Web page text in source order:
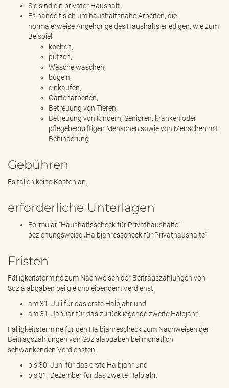
Sie sind ein privater Haushalt.
Es handelt sich um haushaltsnahe Arbeiten, die
normalerweise Angehörige des Haushalts erledigen, wie zum
Beispiel
kochen,
putzen,
Wäsche waschen,
bügeln,
einkaufen,
Gartenarbeiten,
Betreuung von Tieren,
Betreuung von Kindern, Senioren, kranken oder
pflegebedürftigen Menschen sowie von Menschen mit
Behinderung.
Gebühren
Es fallen keine Kosten an.
erforderliche Unterlagen
Formular “Haushaltsscheck für Privathaushalte“
beziehungsweise „Halbjahresscheck für Privathaushalte“
Fristen
Fälligkeitstermine zum Nachweisen der Beitragszahlungen von
Sozialabgaben bei gleichbleibendem Verdienst:
am 31. Juli für das erste Halbjahr und
am 31. Januar für das zurückliegende zweite Halbjahr.
Fälligkeitstermine für den Halbjahrescheck zum Nachweisen der
Beitragszahlungen von Sozialabgaben bei monatlich
schwankenden Verdiensten:
bis 30. Juni für das erste Halbjahr und
bis 31. Dezember für das zweite Halbjahr.